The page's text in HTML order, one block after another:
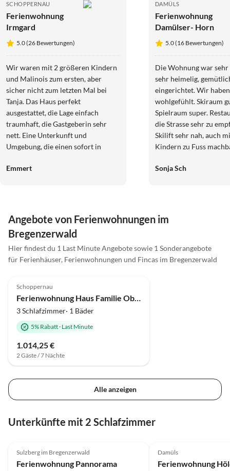
SCHOPPERNAU
Ferienwohnung
Irmgard
5.0 (26 Bewertungen)
Wir waren mit 2 größeren Kindern
und Malinois zum ersten, aber
sicher nicht zum letzten Mal bei
Tanja. Das Haus perfekt
ausgestattet, die Lage einfach
traumhaft, die Gastgeberin sehr
nett. Eine Unterkunft und
Umgebung, die einen sofort in
und klein hätten es nicht besser
Emmert
DAMÜLS
Ferienwohnung
Damülser- Horn
5.0 (16 Bewertungen)
Die Wohnung war sehr
sehr heimelig,
eingerichtet. Wir
wohlgefühlt. Skiraum
Spielraum super.
die Strasse sehr zu
Skilift sehr nah, auch
Kindern zu Fuss
Vermieter. Es hat uns
Sonja Sch
Angebote von Ferienwohnungen im
Bregenzerwald
Hier findest du 1 Last Minute Angebote sowie 1 Sonderangebote
für Ferienhäuser, Ferienwohnungen und Fincas im Bregenzerwald
Schoppernau
3 Schlafzimmer· 1 Bäder
5% Rabatt· Last Minute
1.014,25 €
2 Gäste / 7 Nächte
Alle anzeigen
Unterkünfte mit 2 Schlafzimmer
Sulzberg im Bregenzerwald
Ferienwohnung Pannorama
Damüls